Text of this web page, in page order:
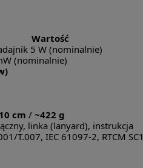
Wartość
5 W (nominalnie)
(nominalnie)
cm / ~422 g
linka (lanyard), instrukcja
T.007, IEC 61097-2, RTCM